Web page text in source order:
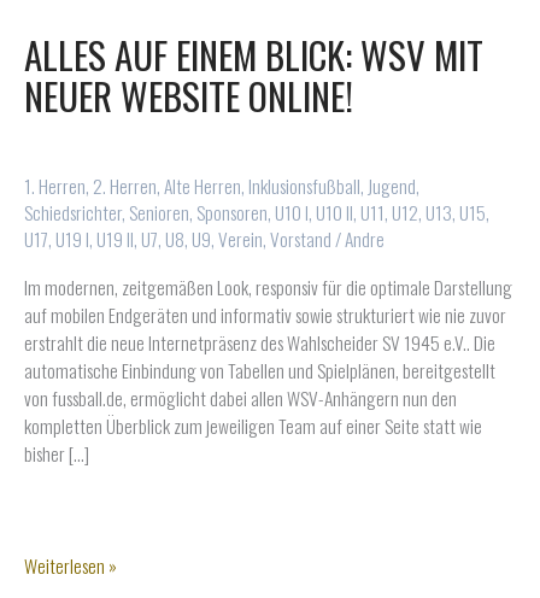
ALLES AUF EINEM BLICK: WSV MIT
NEUER WEBSITE ONLINE!
1. Herren, 2. Herren,Alte Herren, Inklusionsfußball, Jugend,
Schiedsrichter, Senioren, Sponsoren, U10 I, U10 II, U11, U12, U13, U15,
U17, U19 I, U19 II, U7, U8, U9,Verein,Vorstand /Andre
Im modernen, zeitgemäßen Look, responsiv für die optimale Darstellung
auf mobilen Endgeräten und informativ sowie strukturiert wie nie zuvor
erstrahlt die neue Internetpräsenz des Wahlscheider SV 1945 e.V.. Die
automatische Einbindung von Tabellen und Spielplänen, bereitgestellt
von fussball.de, ermöglicht dabei allen WSV-Anhängern nun den
kompletten Überblick zum jeweiligen Team auf einer Seite statt wie
bisher […]
Alles
Weiterlesen »